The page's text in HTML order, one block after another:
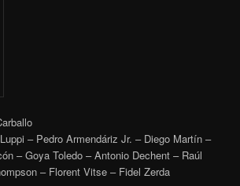
– Pedro Armendáriz Jr. – Diego Martín –
– Goya Toledo – Antonio Dechent – Raúl
– Florent Vitse – Fidel Zerda